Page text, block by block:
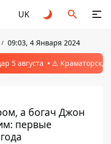
UK
09:03, 4 Января 2024
5 августа ⚠️ Краматорск,
а богач Джон
первые